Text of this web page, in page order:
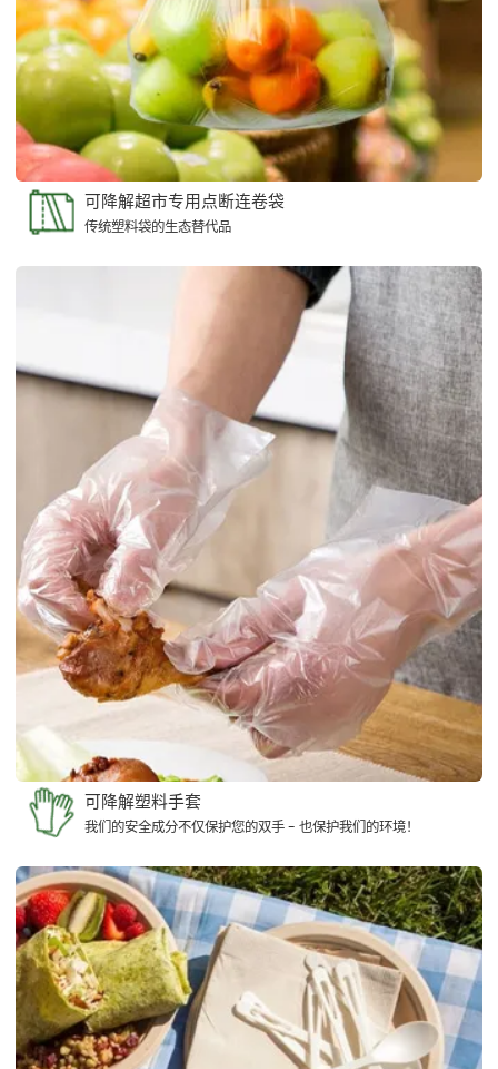
可降解超市专用点断连卷袋
传统塑料袋的生态替代品
可降解塑料手套
我们的安全成分不仅保护您的双手 - 也保护我们的环境！